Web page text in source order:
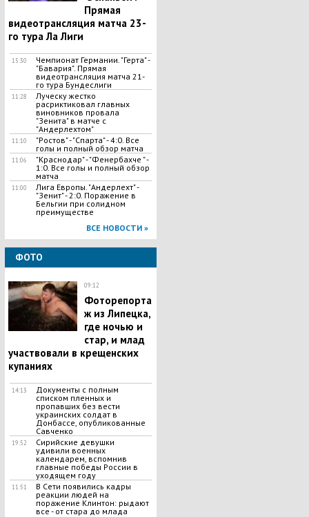
Прямая
видеотрансляция матча 23-
го тура Ла Лиги
15:30
Чемпионат Германии. "Герта" -
"Бавария". Прямая
видеотрансляция матча 21-
го тура Бундеслиги
11:28
Луческу жестко
расриктиковал главных
виновников провала
"Зенита" в матче с
"Андерлехтом"
11:10
"Ростов" - "Спарта" - 4:0. Все
голы и полный обзор матча
11:06
"Краснодар" - "Фенербахче " -
1:0. Все голы и полный обзор
матча
11:00
Лига Европы. "Андерлехт" -
"Зенит" - 2:0. Поражение в
Бельгии при солидном
преимуществе
ВСЕ НОВОСТИ »
ФОТО
09:12
Фоторепорта
ж из Липецка,
где ночью и
стар, и млад
участвовали в крещенских
купаниях
14:13
Документы с полным
списком пленных и
пропавших без вести
украинских солдат в
Донбассе, опубликованные
Савченко
19:52
Сирийские девушки
удивили военных
календарем, вспомнив
главные победы России в
уходящем году
11:51
В Сети появились кадры
реакции людей на
поражение Клинтон: рыдают
все - от стара до млада